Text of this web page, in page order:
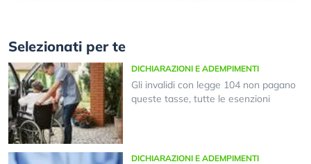
Selezionati per te
DICHIARAZIONI E ADEMPIMENTI
Gli invalidi con legge 104 non pagano
queste tasse, tutte le esenzioni
DICHIARAZIONI E ADEMPIMENTI